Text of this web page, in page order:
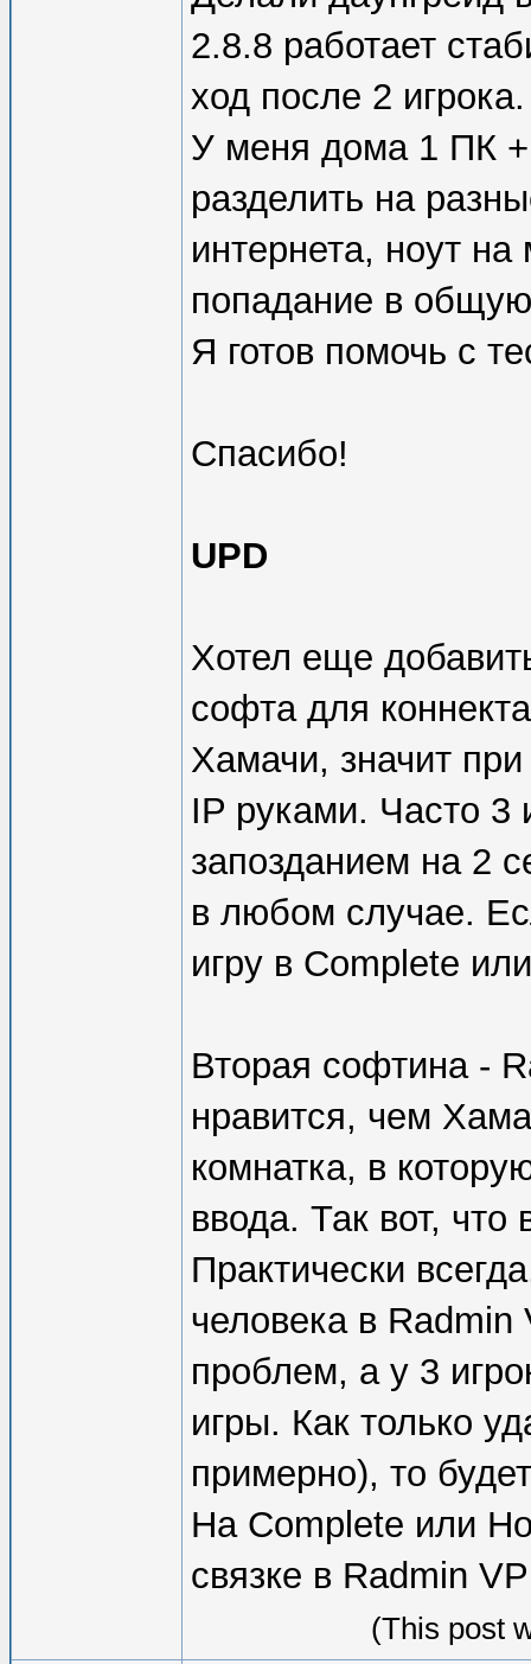
2.8.8 работает
ход после 2
У меня дома 1 ПК +
разделить на
интернета, ноут
попадание в
Я готов помочь с
Спасибо!
UPD
Хотел еще
софта для
Хамачи, значит
IP руками. Часто 3
запозданием на 2
в любом случае.
игру в Complete
Вторая софтина -
нравится, чем
комнатка, в
ввода. Так вот,
Практически
человека в Radmin
проблем, а у 3
игры. Как только
примерно), то
На Complete или
связке в Radmin
(This post